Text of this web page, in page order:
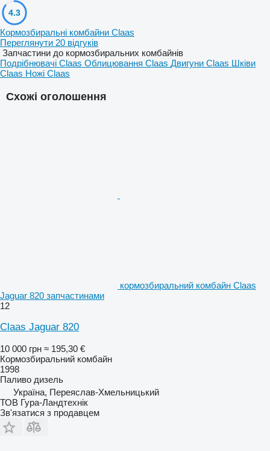
Схожі оголошення
кормозбиральний комбайн Claas
Jaguar 820 запчастинами
12
Claas Jaguar 820
10 000 грн ≈ 195,30 €
Кормозбиральний комбайн
1998
Паливо дизель
Україна, Переяслав-Хмельницький
ТОВ Гура-Ландтехнік
Зв'язатися з продавцем
4.3
Кормозбиральні комбайни Claas
Переглянути 20 відгуків
Запчастини до кормозбиральних комбайнів
Подрібнювачі Claas Облицювання Claas Двигуни Claas Шківи
Claas Ножі Claas